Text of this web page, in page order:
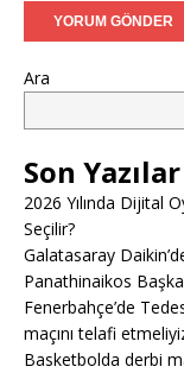
Ara
Son Yazılar
2026 Yılında Dijital
Seçilir?
Galatasaray
Panathinaikos
Fenerbahçe’de
maçını telafi
Basketbolda derbi